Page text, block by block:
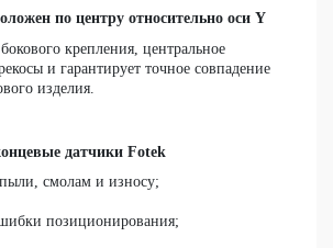
по центру относительно оси Y
крепления, центральное
и гарантирует точное совпадение
изделия.
датчики Fotek
смолам и износу;
позиционирования;